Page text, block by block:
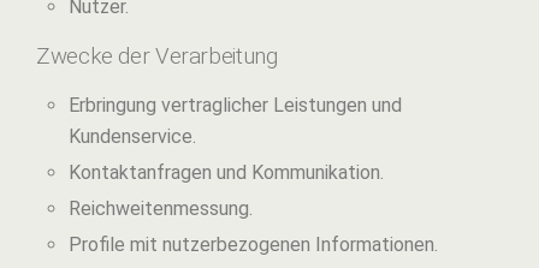
Nutzer.
Zwecke der Verarbeitung
Erbringung vertraglicher Leistungen und
Kundenservice.
Kontaktanfragen und Kommunikation.
Reichweitenmessung.
Profile mit nutzerbezogenen Informationen.